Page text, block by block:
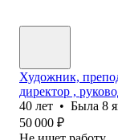
Художник,
директор ,
40 лет • Была 8
50 000 ₽